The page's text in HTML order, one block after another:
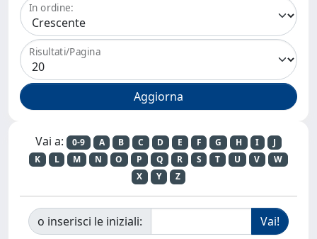
In ordine:
Risultati/Pagina
Vai a: 0-9 A B C D E F G H I
J
K
L M N O P Q R S T U V
W
X
Y Z
o inserisci le iniziali: